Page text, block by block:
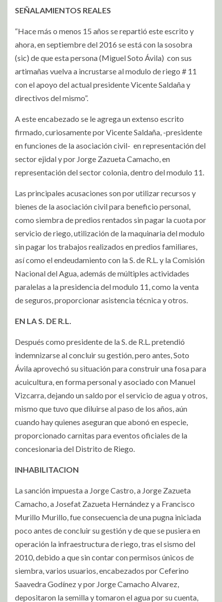
SEÑALAMIENTOS REALES
“Hace más o menos 15 años se repartió este escrito y
ahora, en septiembre del 2016 se está con la sosobra
(sic) de que esta persona (Miguel Soto Ávila) con sus
artimañas vuelva a incrustarse al modulo de riego # 11
con el apoyo del actual presidente Vicente Saldaña y
directivos del mismo”.
A este encabezado se le agrega un extenso escrito
firmado, curiosamente por Vicente Saldaña, -presidente
en funciones de la asociación civil- en representación del
sector ejidal y por Jorge Zazueta Camacho, en
representación del sector colonia, dentro del modulo 11.
Las principales acusaciones son por utilizar recursos y
bienes de la asociación civil para beneficio personal,
como siembra de predios rentados sin pagar la cuota por
servicio de riego, utilización de la maquinaria del modulo
sin pagar los trabajos realizados en predios familiares,
así como el endeudamiento con la S. de R.L. y la Comisión
Nacional del Agua, además de múltiples actividades
paralelas a la presidencia del modulo 11, como la venta
de seguros, proporcionar asistencia técnica y otros.
EN LA S. DE R.L.
Después como presidente de la S. de R.L. pretendió
indemnizarse al concluir su gestión, pero antes, Soto
Ávila aprovechó su situación para construir una fosa para
acuicultura, en forma personal y asociado con Manuel
Vizcarra, dejando un saldo por el servicio de agua y otros,
mismo que tuvo que diluirse al paso de los años, aún
cuando hay quienes aseguran que abonó en especie,
proporcionado carnitas para eventos oficiales de la
concesionaria del Distrito de Riego.
INHABILITACION
La sanción impuesta a Jorge Castro, a Jorge Zazueta
Camacho, a Josefat Zazueta Hernández y a Francisco
Murillo Murillo, fue consecuencia de una pugna iniciada
poco antes de concluir su gestión y de que se pusiera en
operación la infraestructura deriego, tras el sismo del
2010, debido a que sin contar con permisos únicos de
siembra, varios usuarios, encabezados por Ceferino
Saavedra Godínez y por Jorge Camacho Alvarez,
depositaron la semilla y tomaron el agua por su cuenta,